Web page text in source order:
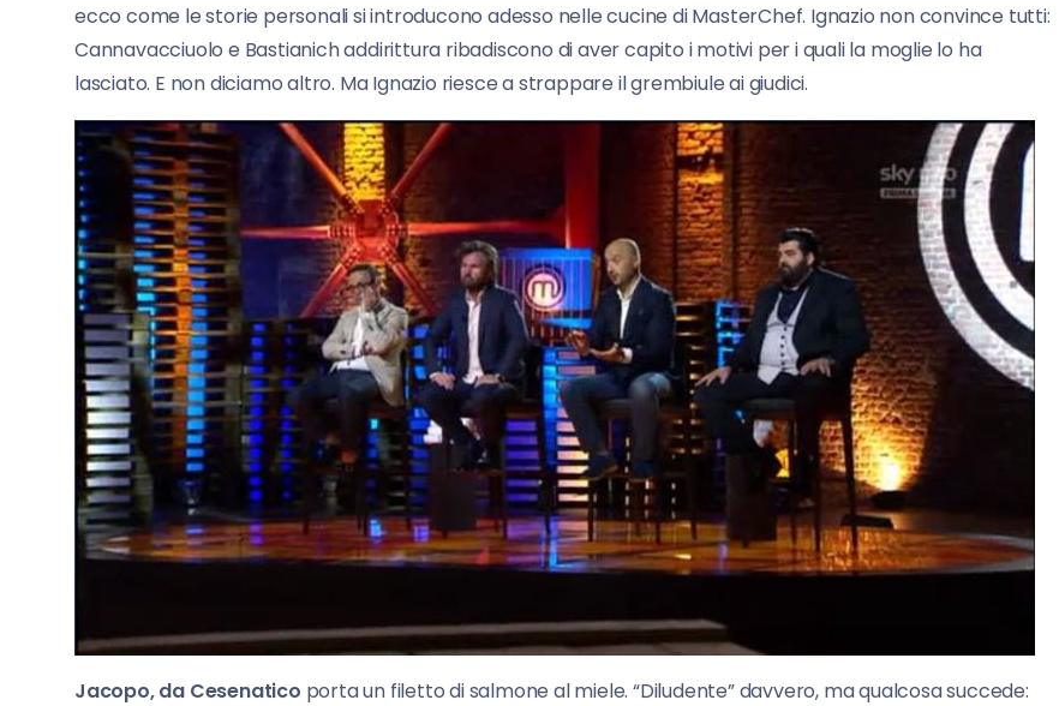
ecco come le storie personali si introducono adesso nelle cucine di MasterChef. Ignazio non convince tutti:
Cannavacciuolo e Bastianich addirittura ribadiscono di aver capito i motivi per i quali la moglie lo ha
lasciato. E non diciamo altro. Ma Ignazio riesce a strappare il grembiule ai giudici.
Jacopo, da Cesenatico porta un filetto di salmone al miele. “Diludente” davvero, ma qualcosa succede: